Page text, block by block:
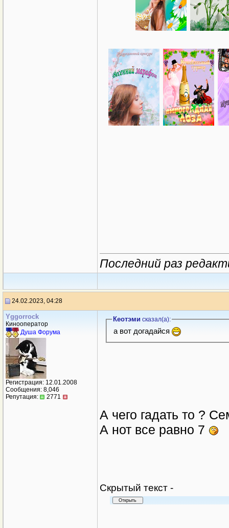
Последний раз
24.02.2023, 04:28
Yggorrock
Кинооператор
Душа Форума
Регистрация: 12.01.2008
Сообщения: 8,046
Репутация:
2771
Кеотэми сказал(a):
а вот догадайся
А чего гадать то ?
А нот все равно 7
Cкрытый текст -